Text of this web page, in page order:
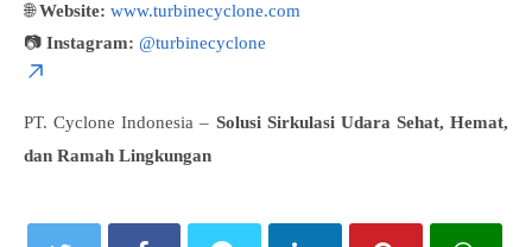
🌐Website: www.turbinecyclone.com
📷 Instagram: @turbinecyclone
PT. Cyclone Indonesia – Solusi Sirkulasi Udara Sehat, Hemat,
dan Ramah Lingkungan